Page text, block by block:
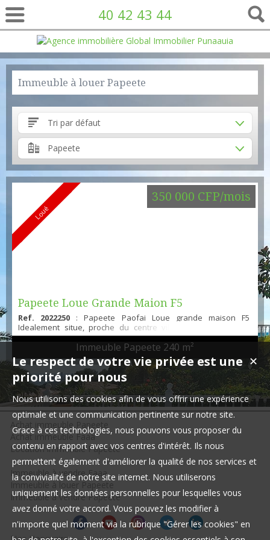
40 42 43 44
Immeuble à louer Papeete
Tri par défaut
Papeete
Loué
Papeete Loue Grande Maion F5
Ref. 2022250 : Papeete Paofai Loue grande maison F5
Idealement situe, proche du centre ville, dans un quartier
calme 240m2 habitale sur deux niveaux : RDC : Cuisine, sejour,
2 chambres, un wc independant, un salle de bain, terrasse
couverte Etage : Cuisine, sejour, 2 chambres avec deux salles
de baina, terrasse couverte Terrain de 627m2 cloture Loyer :
350000 Ideal pour activite profession...
Immeuble Papeete 240 m²
350 000 CFP/mois
Achat immeuble Papeete
Achat immeuble Faaa
Location immeuble Papeete
Immeuble à vendre Faaa
Immeuble à vendre Papeete
✕
Le respect de votre vie privée est une
priorité pour nous
Nous utilisons des cookies afin de vous offrir une expérience
optimale et une communication pertinente sur notre site.
Grace à ces technologies, nous pouvons vous proposer du
contenu en rapport avec vos centres d'intérêt. Ils nous
permettent également d'améliorer la qualité de nos services et
la convivialité de notre site internet. Nous utiliserons
uniquement les données personnelles pour lesquelles vous
avez donné votre accord. Vous pouvez les modifier à
n'importe quel moment via la rubrique "Gérer les cookies" en